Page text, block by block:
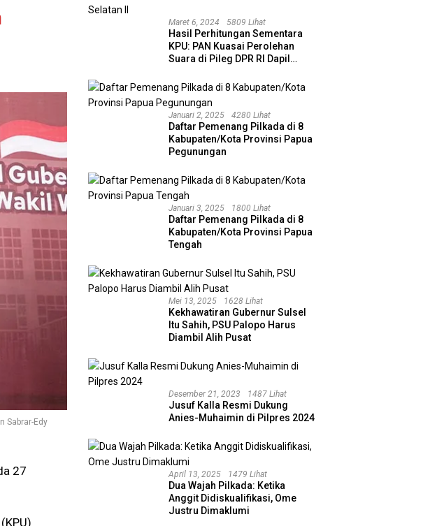
Sabrar-Edy
27
Maret 6, 2024 5809 Lihat
Hasil Perhitungan Sementara
KPU: PAN Kuasai Perolehan
Suara di Pileg DPR RI Dapil
Januari 2, 2025 4280 Lihat
Daftar Pemenang Pilkada di 8
Kabupaten/Kota Provinsi Papua
Pegunungan
Januari 3, 2025 1800 Lihat
Daftar Pemenang Pilkada di 8
Kabupaten/Kota Provinsi Papua
Tengah
Mei 13, 2025 1628 Lihat
Kekhawatiran Gubernur Sulsel
Itu Sahih, PSU Palopo Harus
Diambil Alih Pusat
Desember 21, 2023 1487 Lihat
Jusuf Kalla Resmi Dukung
Anies-Muhaimin di Pilpres 2024
April 13, 2025 1479 Lihat
Dua Wajah Pilkada: Ketika
Anggit Didiskualifikasi, Ome
Justru Dimaklumi